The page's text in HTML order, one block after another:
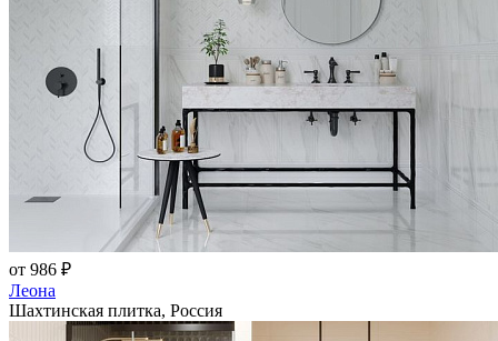
от 986 ₽
Леона
Шахтинская плитка, Россия